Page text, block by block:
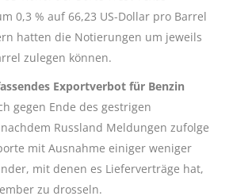
0,3 % auf 66,23 US-Dollar pro Barrel
hatten die Notierungen um jeweils
zulegen können.
Exportverbot für Benzin
gegen Ende des gestrigen
Russland Meldungen zufolge
mit Ausnahme einiger weniger
mit denen es Lieferverträge hat,
zu drosseln.